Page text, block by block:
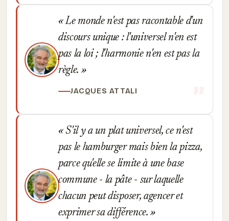
Le monde n'est pas racontable d'un
discours unique : l'universel n'en est
pas la loi ; l'harmonie n'en est pas la
règle.
JACQUES ATTALI
S'il y a un plat universel, ce n'est
pas le hamburger mais bien la pizza,
parce qu'elle se limite à une base
commune - la pâte - sur laquelle
chacun peut disposer, agencer et
exprimer sa différence.